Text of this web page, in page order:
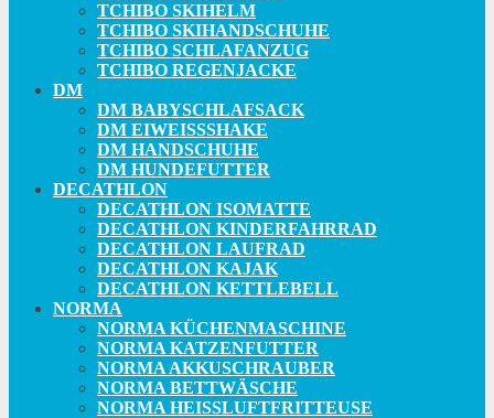
TCHIBO SKIHELM
TCHIBO SKIHANDSCHUHE
TCHIBO SCHLAFANZUG
TCHIBO REGENJACKE
DM
DM BABYSCHLAFSACK
DM EIWEISSSHAKE
DM HANDSCHUHE
DM HUNDEFUTTER
DECATHLON
DECATHLON ISOMATTE
DECATHLON KINDERFAHRRAD
DECATHLON LAUFRAD
DECATHLON KAJAK
DECATHLON KETTLEBELL
NORMA
NORMA KÜCHENMASCHINE
NORMA KATZENFUTTER
NORMA AKKUSCHRAUBER
NORMA BETTWÄSCHE
NORMA HEISSLUFTFRITTEUSE